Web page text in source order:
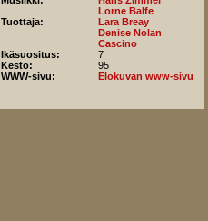
Lorne Balfe
Tuottaja:
Lara Breay
Denise Nolan
Cascino
Ikäsuositus:
7
Kesto:
95
WWW-sivu:
Elokuvan www-sivu